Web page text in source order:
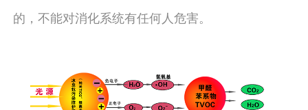
的，不能对消化系统有任何人危害。